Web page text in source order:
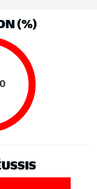
(%)